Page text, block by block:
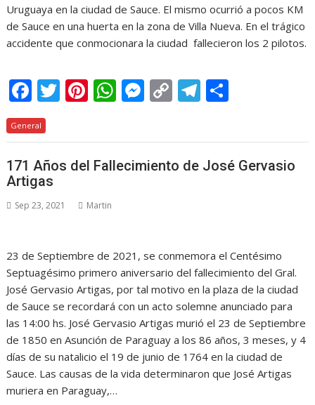
Uruguaya en la ciudad de Sauce. El mismo ocurrió a pocos KM
de Sauce en una huerta en la zona de Villa Nueva. En el trágico
accidente que conmocionara la ciudad fallecieron los 2 pilotos.
F
ac
e
b
o
o
T
w
itt
er
Pi
nt
er
e
st
W
h
at
s
A
M
e
ss
e
n
C
o
p
y
Li
T
el
e
gr
a
m
p
ar
General
171 Años del Fallecimiento de José Gervasio
Artigas
Sep 23, 2021 Martin
23 de Septiembre de 2021, se conmemora el Centésimo
Septuagésimo primero aniversario del fallecimiento del Gral.
José Gervasio Artigas, por tal motivo en la plaza de la ciudad
de Sauce se recordará con un acto solemne anunciado para
las 14:00 hs. José Gervasio Artigas murió el 23 de Septiembre
de 1850 en Asunción de Paraguay a los 86 años, 3 meses, y 4
días de su natalicio el 19 de junio de 1764 en la ciudad de
Sauce. Las causas de la vida determinaron que José Artigas
muriera en Paraguay,…